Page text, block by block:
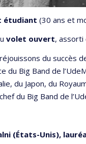
étudiant (30 ans et
volet ouvert, assorti
du succès
du Big Band de
du Japon, du
du Big Band de
(États-Unis),